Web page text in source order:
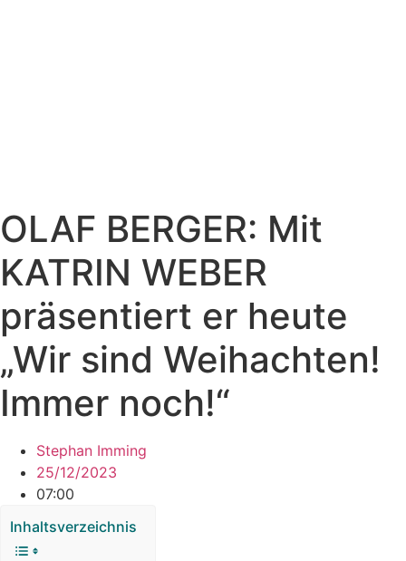
OLAF BERGER: Mit
KATRIN WEBER
präsentiert er heute
„Wir sind Weihachten!
Immer noch!“
Stephan Imming
25/12/2023
07:00
Inhaltsverzeichnis